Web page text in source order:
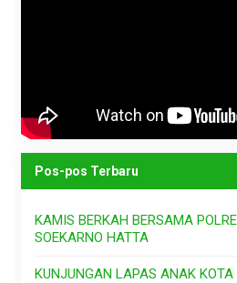
Pos-pos Terbaru
KAMIS BERKAH BERSAMA
SOEKARNO HATTA
KUNJUNGAN LAPAS ANAK KOTA